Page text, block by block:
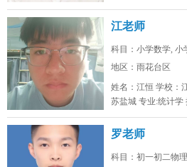
江老师
科目：小学数学, 小
地区：雨花台区
姓名：江恒 学校：
苏盐城 专业:统计学
目：小学初...
罗老师